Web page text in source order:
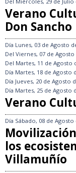
Verano
Don Sancho
Día Lunes, 03 de Agosto
Del Viernes, 07 de Agosto
Del Martes, 11 de Agosto
Día Martes, 18 de Agosto
Día Jueves, 20 de Agosto
Día Martes, 25 de Agosto
Verano
Día Sábado, 08 de Agosto
los
Villamuñío